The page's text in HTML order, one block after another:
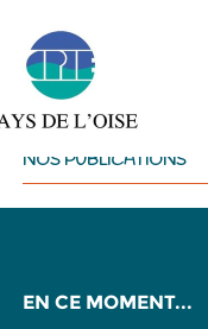
NOS PUBLICATIONS
EN CE MOMENT...